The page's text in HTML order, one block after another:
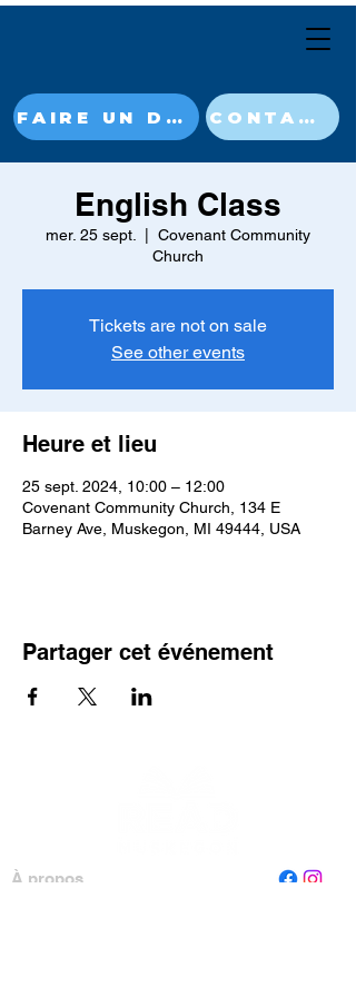
FAIRE UN DON MAINTENANT CONTACT
English Class
mer. 25 sept.
Covenant Community
Church
Tickets are not on sale
See other events
Heure et lieu
25 sept. 2024, 10:00 – 12:00
Covenant Community Church, 134 E
Barney Ave, Muskegon, MI 49444, USA
Partager cet événement
À propos